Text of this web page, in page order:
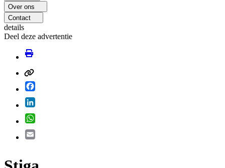
Over ons
Contact
details
Deel deze advertentie